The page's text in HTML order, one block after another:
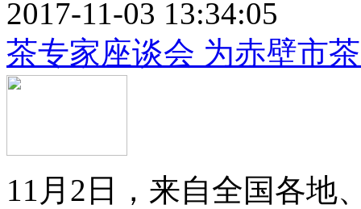
2017-11-03 13:34:05
茶专家座谈会 为赤壁市
11月2日，来自全国各地